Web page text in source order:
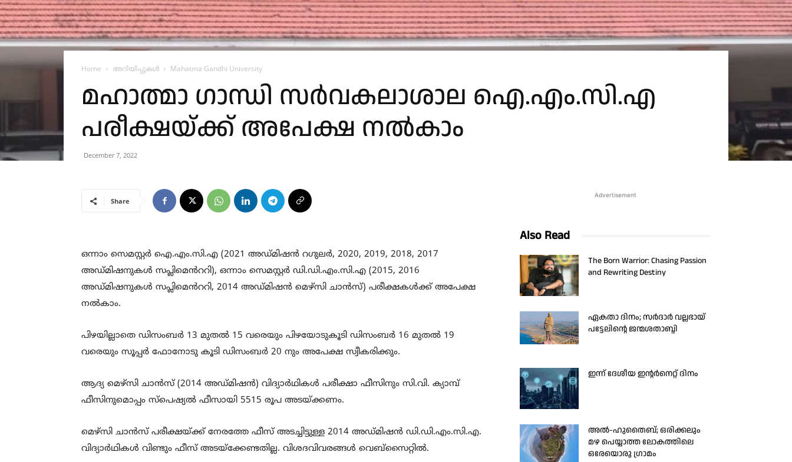
Home അറിയിപ്പുകൾ Mahatma Gandhi University
മഹാത്മാ ഗാന്ധി സർവകലാശാല ഐ.എം.സി.എ
പരീക്ഷയ്ക്ക് അപേക്ഷ നൽകാം
December 7, 2022
Share
ഒന്നാം സെമസ്റ്റർ ഐ.എം.സി.എ (2021 അഡ്മിഷൻ റഗുലർ, 2020, 2019, 2018, 2017
അഡ്മിഷനുകൾ സപ്ലിമെൻററി), ഒന്നാം സെമസ്റ്റർ ഡി.ഡി.എം.സി.എ (2015, 2016
അഡ്മിഷനുകൾ സപ്ലിമെൻററി, 2014 അഡ്മിഷൻ മെഴ്സി ചാൻസ്) പരീക്ഷകൾക്ക് അപേക്ഷ
നൽകാം.
പിഴയില്ലാതെ ഡിസംബർ 13 മുതൽ 15 വരെയും പിഴയോടുകൂടി ഡിസംബർ 16 മുതൽ 19
വരെയും സൂപ്പർ ഫോനോടു കൂടി ഡിസംബർ 20 നും അപേക്ഷ സ്വീകരിക്കും.
ആദ്യ മെഴ്സി ചാൻസ് (2014 അഡ്മിഷൻ) വിദ്യാർഥികൾ പരീക്ഷാ ഫീസിനും സി.വി. ക്യാമ്പ്
ഫീസിനുമൊപ്പം സ്‌പെഷ്യൽ ഫീസായി 5515 രൂപ അടയ്ക്കണം.
മെഴ്സി ചാൻസ് പരീക്ഷയ്ക്ക് നേരത്തേ ഫീസ് അടച്ചിട്ടുള്ള 2014 അഡ്മിഷൻ ഡി.ഡി.എം.സി.എ.
വിദ്യാർഥികൾ വിണ്ടും ഫീസ് അടയ്ക്കേണ്ടതില്ല. വിശദവിവരങ്ങൾ വെബ്സൈറ്റിൽ.
Advertisement
Also Read
The Born Warrior: Chasing Passion
and Rewriting Destiny
ഏകതാ ദിനം; സർദാർ വല്ലഭായ്
പട്ടേലിന്റെ ജന്മശതാബ്ദി
ഇന്ന് ദേശീയ ഇന്റർനെറ്റ് ദിനം
അൽ-ഹുതൈബ്; ഒരിക്കലും
മഴ പെയ്യാത്ത ലോകത്തിലെ
ഒരേയൊരു ഗ്രാമം